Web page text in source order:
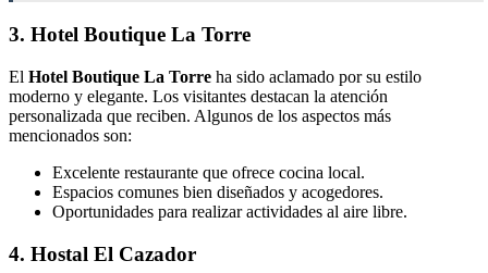
3. Hotel Boutique La Torre
El Hotel Boutique La Torre ha sido aclamado por su estilo
moderno y elegante. Los visitantes destacan la atención
personalizada que reciben. Algunos de los aspectos más
mencionados son:
Excelente restaurante que ofrece cocina local.
Espacios comunes bien diseñados y acogedores.
Oportunidades para realizar actividades al aire libre.
4. Hostal El Cazador